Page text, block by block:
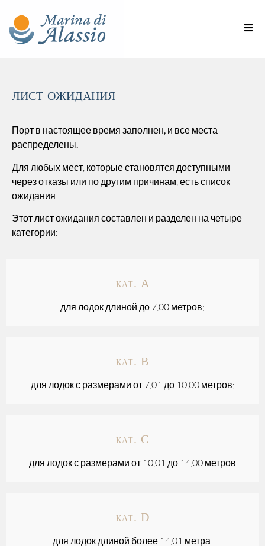
лист ожидания
Порт в настоящее время заполнен, и все места
распределены.
Для любых мест, которые становятся доступными
через отказы или по другим причинам, есть список
ожидания
Этот лист ожидания составлен и разделен на четыре
категории:
кат. А
для лодок длиной до 7,00 метров;
кат. B
для лодок с размерами от 7,01 до 10,00 метров;
кат. C
для лодок с размерами от 10,01 до 14,00 метров
кат. D
для лодок длиной более 14,01 метра.